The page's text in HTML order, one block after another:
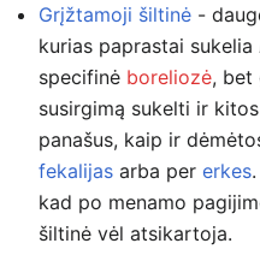
Grįžtamoji šiltinė -
kurias paprastai sukelia
specifinė boreliozė, bet
susirgimą sukelti ir kitos
panašus, kaip ir
fekalijas arba per erkes
kad po menamo
šiltinė vėl atsikartoja.